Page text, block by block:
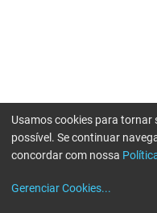
Usamos cookies para tornar
possível. Se continuar
concordar com nossa
Gerenciar Cookies...
Erro ao enviar